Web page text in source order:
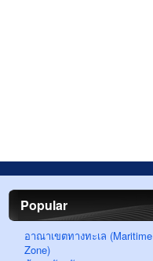
Popular
อาณาเขตทางทะเล (Maritime
Zone)